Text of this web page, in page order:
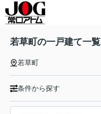
若草町の一戸建て一覧
若草町
条件から探す